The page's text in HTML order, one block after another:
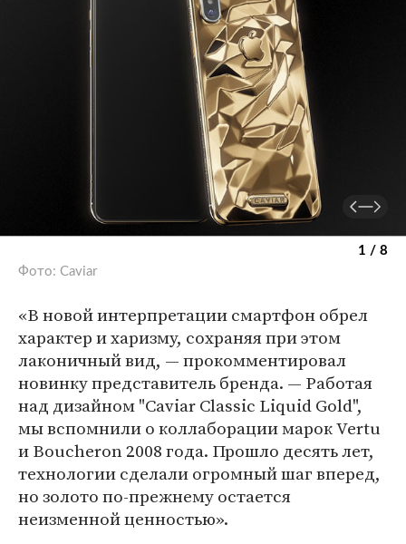
1 / 8
Фото: Caviar
«В новой интерпретации смартфон обрел
характер и харизму, сохраняя при этом
лаконичный вид, — прокомментировал
новинку представитель бренда. — Работая
над дизайном "Caviar Classic Liquid Gold",
мы вспомнили о коллаборации марок Vertu
и Boucheron 2008 года. Прошло десять лет,
технологии сделали огромный шаг вперед,
но золото по-прежнему остается
неизменной ценностью».